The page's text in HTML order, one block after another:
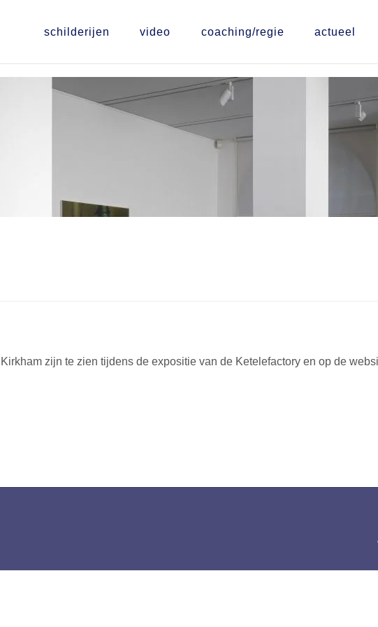
schilderijen video coaching/regie actueel
zijn te zien tijdens de expositie van de Ketelefactory en op de